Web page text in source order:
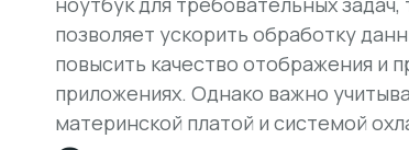
позволяет ускорить обработку
повысить качество отображения и
приложениях. Однако важно
материнской платой и системой